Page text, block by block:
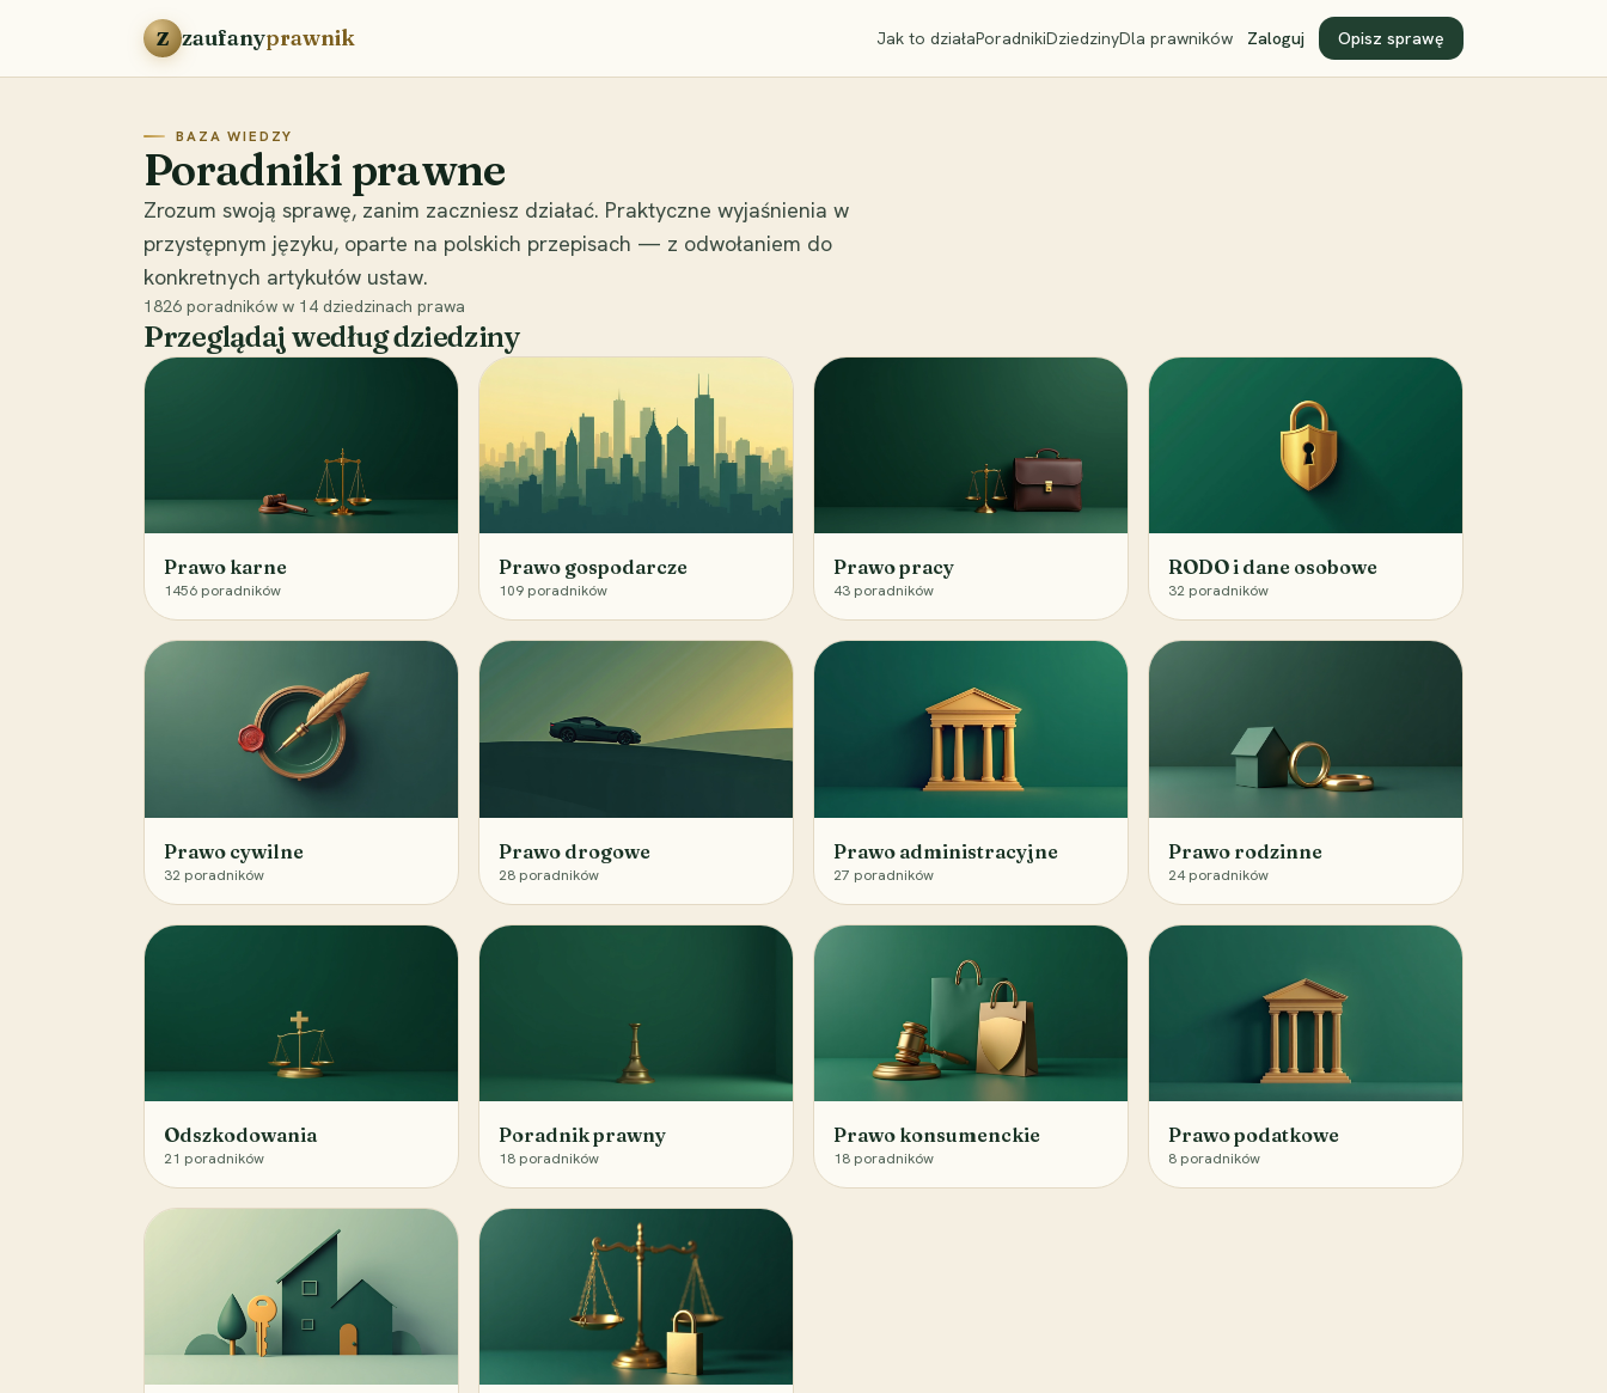
Przejdź do treści
Z zaufanyprawnik Jak to działaPoradnikiDziedzinyDla prawników Zaloguj Opisz sprawę
BAZA WIEDZY
Poradniki prawne
Zrozum swoją sprawę, zanim zaczniesz działać. Praktyczne wyjaśnienia w
przystępnym języku, oparte na polskich przepisach — z odwołaniem do
konkretnych artykułów ustaw.
1826 poradników w 14 dziedzinach prawa
Przeglądaj według dziedziny
Prawo karne
1456 poradników
Prawo gospodarcze
109 poradników
Prawo pracy
43 poradników
RODO i dane osobowe
32 poradników
Prawo cywilne
32 poradników
Prawo drogowe
28 poradników
Prawo administracyjne
27 poradników
Prawo rodzinne
24 poradników
Odszkodowania
21 poradników
Poradnik prawny
18 poradników
Prawo konsumenckie
18 poradników
Prawo podatkowe
8 poradników